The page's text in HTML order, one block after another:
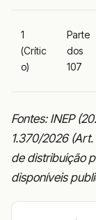
1
(Crític
o)
Parte
dos
107
Fontes: INEP
1.370/2026
de distribuição
disponíveis